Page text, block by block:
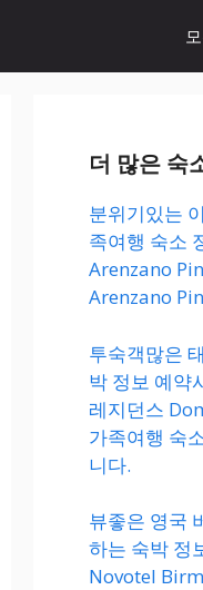
더 많은 숙
분위기있는
족여행 숙소
Arenzano
Arenzano
투숙객많은
박 정보 예약
레지던스
가족여행 숙
니다.
뷰좋은 영국
하는 숙박 정
Novotel